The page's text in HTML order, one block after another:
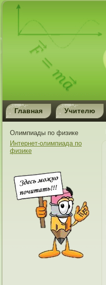
Главная Учителю
Олимпиады по физике
Интернет-олимпиада по
физике